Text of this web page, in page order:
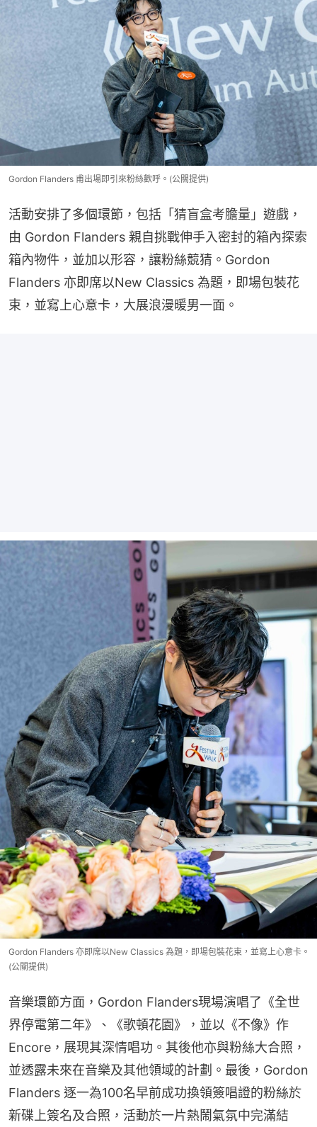
Gordon Flanders 甫出場即引來粉絲歡呼。(公關提供)
活動安排了多個環節，包括「猜盲盒考膽量」遊戲，
由 Gordon Flanders 親自挑戰伸手入密封的箱內探索
箱內物件，並加以形容，讓粉絲競猜。Gordon
Flanders 亦即席以New Classics 為題，即場包裝花
束，並寫上心意卡，大展浪漫暖男一面。
Gordon Flanders 亦即席以New Classics 為題，即場包裝花束，並寫上心意卡。
(公關提供)
音樂環節方面，Gordon Flanders現場演唱了《全世
界停電第二年》、《歌頓花園》，並以《不像》作
Encore，展現其深情唱功。其後他亦與粉絲大合照，
並透露未來在音樂及其他領域的計劃。最後，Gordon
Flanders 逐一為100名早前成功換領簽唱證的粉絲於
新碟上簽名及合照，活動於一片熱鬧氣氛中完滿結